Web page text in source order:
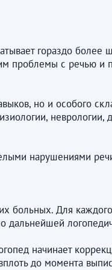
гораздо более
проблемы с речью и
но и особого
неврологии,
нарушениями
больных. Для
дальнейшей
начинает
до момента